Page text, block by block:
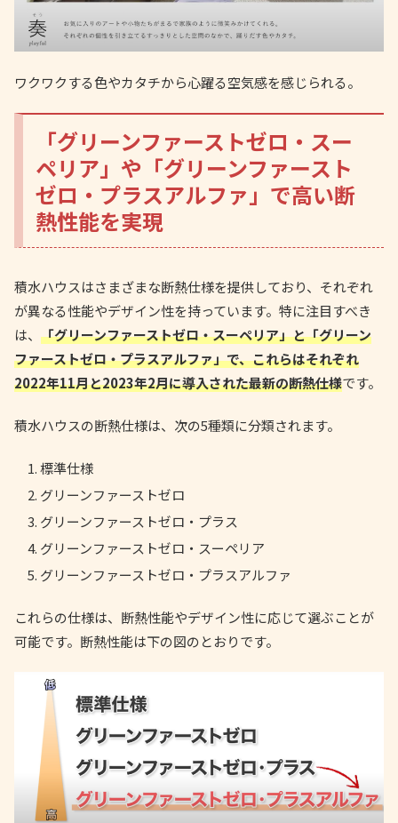
ワクワクする色やカタチから心躍る空気感を感じられる。
「グリーンファーストゼロ・スー
ペリア」や「グリーンファースト
ゼロ・プラスアルファ」で高い断
熱性能を実現
積水ハウスはさまざまな断熱仕様を提供しており、それぞれ
が異なる性能やデザイン性を持っています。特に注目すべき
は、 「グリーンファーストゼロ・スーペリア」と「グリーン
ファーストゼロ・プラスアルファ」で、これらはそれぞれ
2022年11月と2023年2月に導入された最新の断熱仕様です。
積水ハウスの断熱仕様は、次の5種類に分類されます。
標準仕様
グリーンファーストゼロ
グリーンファーストゼロ・プラス
グリーンファーストゼロ・スーペリア
グリーンファーストゼロ・プラスアルファ
これらの仕様は、断熱性能やデザイン性に応じて選ぶことが
可能です。断熱性能は下の図のとおりです。